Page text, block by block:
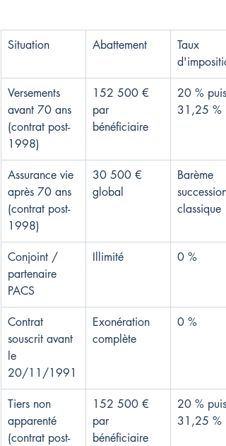
Situation Abattement
Taux
Versements
avant 70 ans
(contrat post-
1998)
152 500 €
par
bénéficiaire
20 % puis
31,25 %
Assurance vie
après 70 ans
(contrat post-
1998)
30 500 €
global
Barème
succession
classique
Conjoint /
partenaire
PACS
Illimité 0 %
Contrat
souscrit avant
le
20/11/1991
Exonération
complète
0 %
Tiers non
apparenté
(contrat post-
152 500 €
par
bénéficiaire
20 % puis
31,25 %